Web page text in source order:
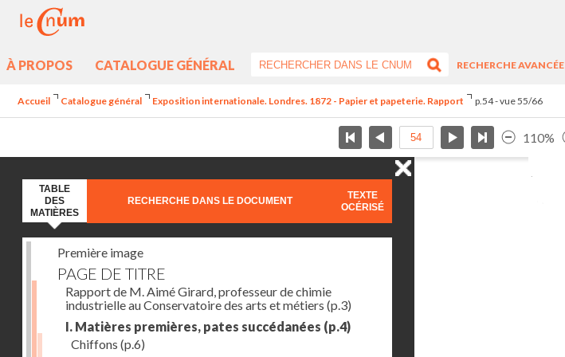
À PROPOS CATALOGUE GÉNÉRAL
RECHERCHE AVANCÉE
Accueil Catalogue général Exposition internationale. Londres. 1872 - Papier et papeterie. Rapport p.54 - vue 55/66
110%
TABLE
DES
MATIÈRES
RECHERCHE DANS LE DOCUMENT
TEXTE
OCÉRISÉ
Première image
PAGE DE TITRE
Rapport de M. Aimé Girard, professeur de chimie
industrielle au Conservatoire des arts et métiers (p.3)
I. Matières premières, pates succédanées (p.4)
Chiffons (p.6)